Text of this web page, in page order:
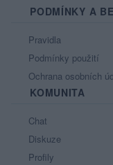
PODMÍNKY A
Pravidla
Podmínky použití
Ochrana osobních
KOMUNITA
Chat
Diskuze
Profily